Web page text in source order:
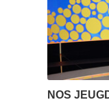
NOS